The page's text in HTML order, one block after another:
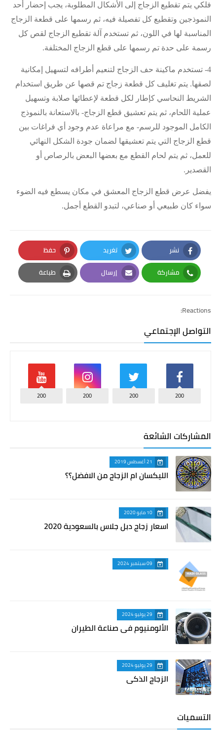
فلكي يتم تقطيع الزجاج إلى الأشكال المطلوبة، يجب إحضار أحد
النموذجين وتقطيع كل تفصيلة فيه، ثم رسمها على قطعة الزجاج
المناسبة لها في اللون، ثم تستخدم آلة تقطيع الزجاج لقص كل
رسمة على حدة تم رسمها على قطع الزجاج المختلفة.
4- تستخدم ماكينة حف الزجاج لتنعيم أطرافه لتسهيل إمكانية
لصقها. يتم تغليف كل قطعة زجاج تم قصها عن طريق استخدام
الشريط النحاسي كإطار لكل قطعة لإعطائها صلابة وتسهيل
عملية اللحام، ثم يتم تعشيق قطع الزجاج- بالاستعانة بالنموذج
الكامل الموجود للرسم- مع مراعاة عدم وجود أي فراغات بين
قطع الزجاج التي يتم تعشيقها لضمان جودة الشكل النهائي
للعمل، ثم يتم لحام القطع مع بعضها البعض بالرصاص أو
القصدير .
يفضل عرض قطع الزجاج المعشق في مكان يسطع فيه الضوء
سواء كان طبيعي أو صناعي، لتبدو القطع أجمل.
نشر
Facebook
تغريد
Twitter
حفظ
Pinterest
مشاركة
Whatsapp
إرسال
Email
طباعة
Print
Reactions:
التواصل الإجتماعي
200
200
200
200
المشاركات الشائعة
21 أغسطس 2019
الليكسان ام الزجاج من الافضل؟؟
10 مايو 2020
اسعار زجاج دبل جلاس بالسعودية 2020
09 سبتمبر 2024
29 يوليو 2024
الألومنيوم في صناعة الطيران
29 يوليو 2024
الزجاج الذكي
التسميات